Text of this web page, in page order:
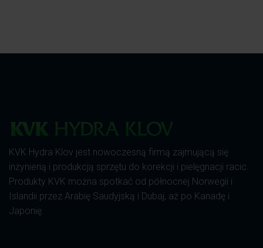
KVK Hydra Klov jest nowoczesną firmą zajmującą się
inżynierią i produkcją sprzętu do korekcji i pielęgnacji racic.
Produkty KVK można spotkać od północnej Norwegii i
Islandii przez Arabię Saudyjską i Dubaj, aż po Kanadę i
Japonię.